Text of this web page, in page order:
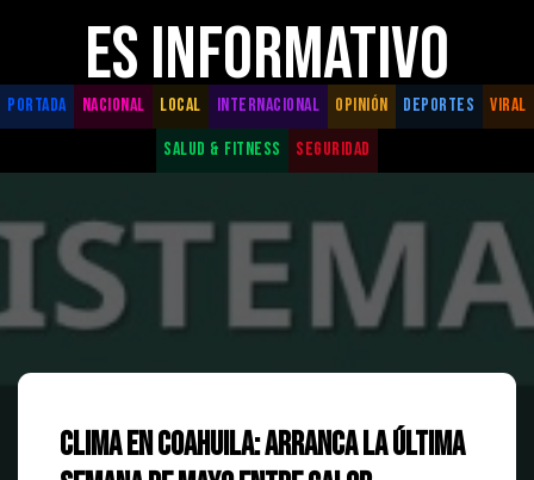
ES INFORMATIVO
PORTADA NACIONAL LOCAL INTERNACIONAL OPINIÓN DEPORTES
VIRAL
SALUD & FITNESS
SEGURIDAD
Clima en Coahuila: Arranca la última